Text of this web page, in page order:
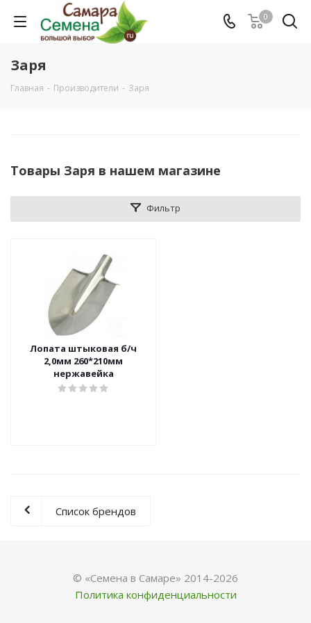
0
Заря
Главная - Производители - Заря
Товары Заря в нашем магазине
Фильтр
Лопата штыковая б/ч
2,0мм 260*210мм
нержавейка
Список брендов
© «Семена в Самаре» 2014-2026
Политика конфиденциальности